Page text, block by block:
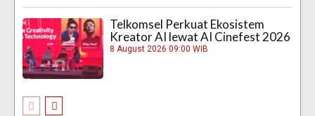
Telkomsel Perkuat Ekosistem
Kreator AI lewat AI Cinefest 2026
8 August 2026 09:00 WIB